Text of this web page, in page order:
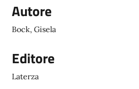
Autore
Bock, Gisela
Editore
Laterza